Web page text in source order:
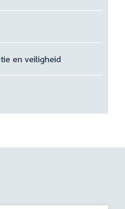
en veiligheid